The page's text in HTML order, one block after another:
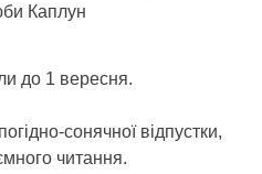
Каплун
до 1 вересня.
сонячної відпустки,
читання.